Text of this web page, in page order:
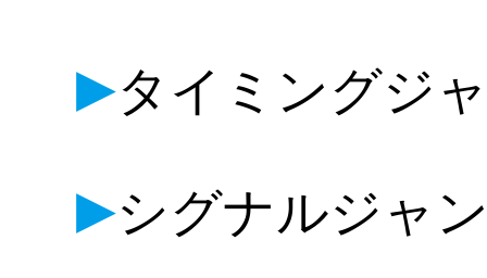
▶タイミングジ
▶シグナルジャ